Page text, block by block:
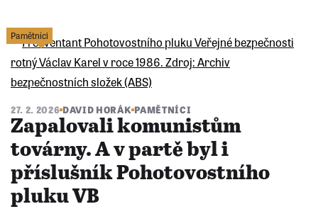
Pamětníci
27. 2. 2026 DAVID HORÁK PAMĚTNÍCI
Zapalovali komunistům
továrny. A v partě byl i
příslušník Pohotovostního
pluku VB